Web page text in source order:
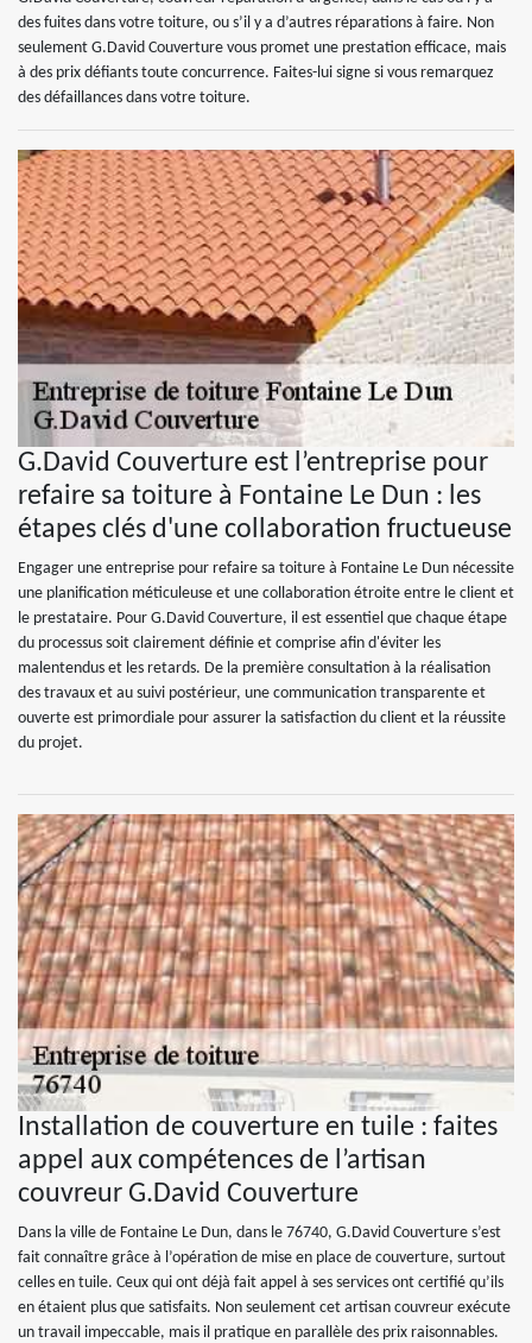
des fuites dans votre toiture, ou s’il y a d’autres réparations à faire. Non
seulement G.David Couverture vous promet une prestation efficace, mais
à des prix défiants toute concurrence. Faites-lui signe si vous remarquez
des défaillances dans votre toiture.
G.David Couverture est l’entreprise pour
refaire sa toiture à Fontaine Le Dun : les
étapes clés d'une collaboration fructueuse
Engager une entreprise pour refaire sa toiture à Fontaine Le Dun nécessite
une planification méticuleuse et une collaboration étroite entre le client et
le prestataire. Pour G.David Couverture, il est essentiel que chaque étape
du processus soit clairement définie et comprise afin d'éviter les
malentendus et les retards. De la première consultation à la réalisation
des travaux et au suivi postérieur, une communication transparente et
ouverte est primordiale pour assurer la satisfaction du client et la réussite
du projet.
Installation de couverture en tuile : faites
appel aux compétences de l’artisan
couvreur G.David Couverture
Dans la ville de Fontaine Le Dun, dans le 76740, G.David Couverture s’est
fait connaître grâce à l’opération de mise en place de couverture, surtout
celles en tuile. Ceux qui ont déjà fait appel à ses services ont certifié qu’ils
en étaient plus que satisfaits. Non seulement cet artisan couvreur exécute
un travail impeccable, mais il pratique en parallèle des prix raisonnables.